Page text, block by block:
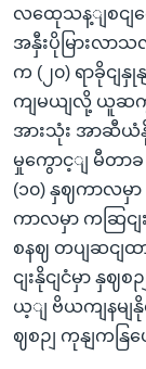
လထေုသန့ျစငျရ
အနှီးပိုမြားလာသ
က (၂၀) ရာခိုငျ
ကျမယျလို့ ယူဆကွပ
အားသုံး အာဆီယံ
မှုကွောင့ျ မီတာ
(၁၀) နှဈကာလမှ
ကာလမှာ ကဆြငျ
စနဈ တပျဆငျ
ငျးနိုငျငံမှာ နှဈ
ယ့ျ ဗိယကျနမျနို
ဈစဉျ ကုနျကနြပ